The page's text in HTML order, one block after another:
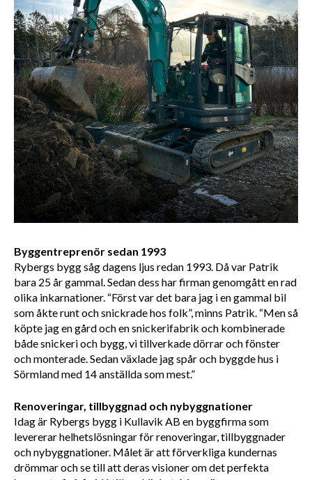
Byggentreprenör sedan 1993
Rybergs bygg såg dagens ljus redan 1993. Då var Patrik
bara 25 år gammal. Sedan dess har firman genomgått en rad
olika inkarnationer. “Först var det bara jag i en gammal bil
som åkte runt och snickrade hos folk”, minns Patrik. “Men så
köpte jag en gård och en snickerifabrik och kombinerade
både snickeri och bygg, vi tillverkade dörrar och fönster
och monterade. Sedan växlade jag spår och byggde hus i
Sörmland med 14 anställda som mest.”
Renoveringar, tillbyggnad och nybyggnationer
Idag är Rybergs bygg i Kullavik AB en byggfirma som
levererar helhetslösningar för renoveringar, tillbyggnader
och nybyggnationer. Målet är att förverkliga kundernas
drömmar och se till att deras visioner om det perfekta